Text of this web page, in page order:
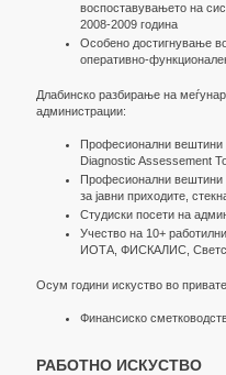
воспоставувањето на
2008-2009 година
Особeно достигнување
оперативно-
Длабинско разбирање на
администрации:
Професионални вештини
Diagnostic Assessement
Професионални вештини
за јавни приходите,
Студиски посети на
Учество на 10+
ИОТА, ФИСКАЛИС,
Осум години искуство во
Финансиско
РАБОТНО ИСКУСТВО